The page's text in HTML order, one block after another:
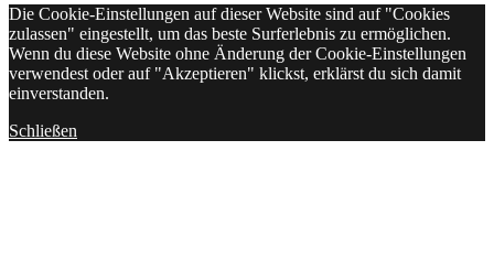
Die Cookie-Einstellungen auf dieser Website sind auf "Cookies
zulassen" eingestellt, um das beste Surferlebnis zu ermöglichen.
Wenn du diese Website ohne Änderung der Cookie-Einstellungen
verwendest oder auf "Akzeptieren" klickst, erklärst du sich damit
einverstanden.
Schließen